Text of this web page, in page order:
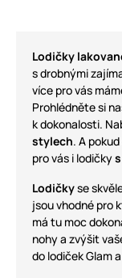
Lodičky
s drobnými
více pro vás
Prohlédněte si
k dokonalosti.
stylech. A
pro vás i lodičky
Lodičkyse
jsou vhodné pro
má tu moc
nohy a zvýšit
do lodiček Glam